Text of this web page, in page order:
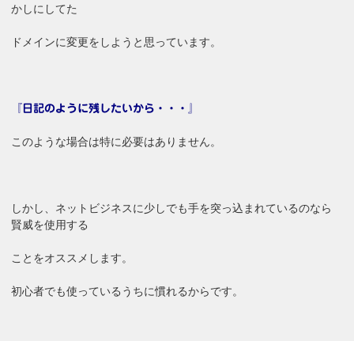
かしにしてた
ドメインに変更をしようと思っています。
『日記のように残したいから・・・』
このような場合は特に必要はありません。
しかし、ネットビジネスに少しでも手を突っ込まれているのなら
賢威を使用する
ことをオススメします。
初心者でも使っているうちに慣れるからです。